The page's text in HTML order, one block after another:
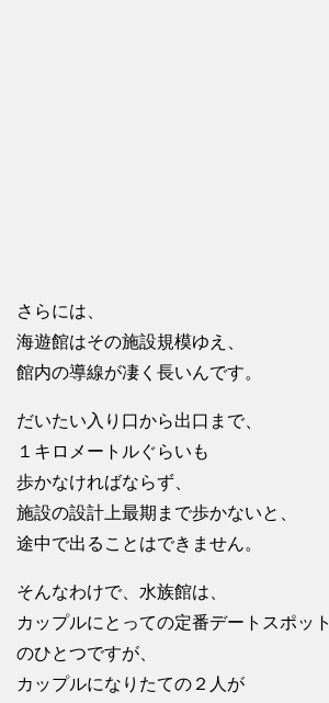
さらには、
海遊館はその施設規模ゆえ、
館内の導線が凄く長いんです。
だいたい入り口から出口まで、
１キロメートルぐらいも
歩かなければならず、
施設の設計上最期まで歩かないと、
途中で出ることはできません。
そんなわけで、水族館は、
カップルにとっての定番デートスポット
のひとつですが、
カップルになりたての２人が